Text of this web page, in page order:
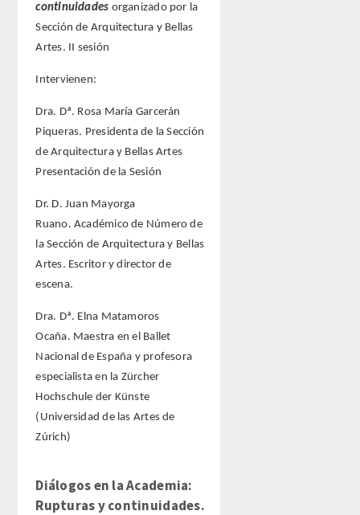
continuidades organizado por la
Sección de Arquitectura y Bellas
Artes. II sesión
Intervienen:
Dra. Dª. Rosa María Garcerán
Piqueras. Presidenta de la Sección
de Arquitectura y Bellas Artes
Presentación de la Sesión
Dr. D. Juan Mayorga
Ruano. Académico de Número de
la Sección de Arquitectura y Bellas
Artes. Escritor y director de
escena.
Dra. Dª. Elna Matamoros
Ocaña. Maestra en el Ballet
Nacional de España y profesora
especialista en la Zürcher
Hochschule der Künste
(Universidad de las Artes de
Zúrich)
Diálogos en la Academia:
Rupturas y continuidades.